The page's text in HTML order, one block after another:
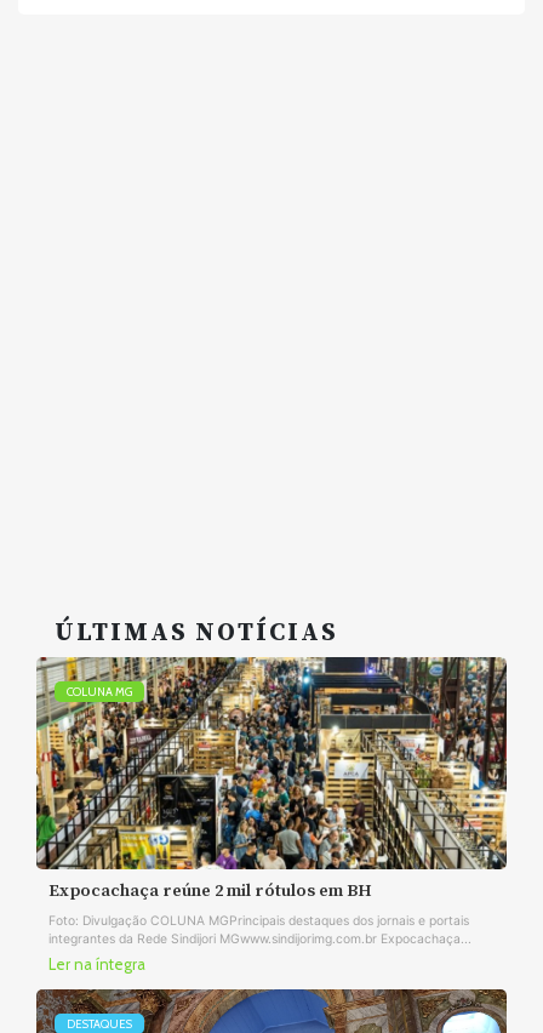
ÚLTIMAS NOTÍCIAS
COLUNA MG
Expocachaça reúne 2 mil rótulos em BH
Foto: Divulgação COLUNA MGPrincipais destaques dos jornais e portais
integrantes da Rede Sindijori MGwww.sindijorimg.com.br Expocachaça...
Ler na íntegra
DESTAQUES